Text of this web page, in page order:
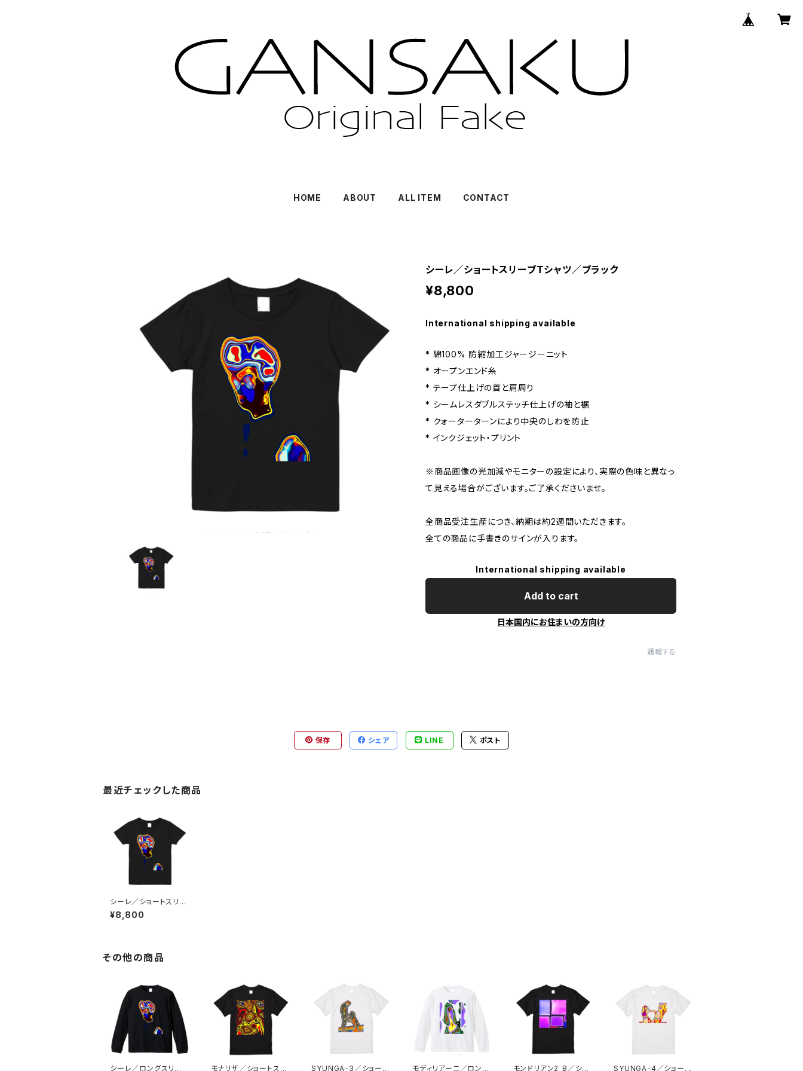
HOME ABOUT ALL ITEM CONTACT
シーレ／ショートスリーブTシャツ／ブラック
¥8,800
International shipping available
* 綿100% 防縮加工ジャージーニット
* オープンエンド糸
* テープ仕上げの首と肩周り
* シームレスダブルステッチ仕上げの袖と裾
* クォーターターンにより中央のしわを防止
* インクジェット・プリント
※商品画像の光加減やモニターの設定により、実際の色味と異なっ
て見える場合がございます。ご了承くださいませ。
全商品受注生産につき、納期は約2週間いただきます。
全ての商品に手書きのサインが入ります。
International shipping available
Add to cart
日本国内にお住まいの方向け
通報する
保存 シェア LINE ポスト
最近チェックした商品
シーレ／ショートスリー
ブTシャツ／ブラック
¥8,800
その他の商品
シーレ／ロングスリー モナリザ／ショートスリ SYUNGA-3／ショート モディリアーニ／ロング モンドリアン2_B／ショ SYUNGA-4／ショート